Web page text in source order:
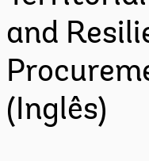
and
(Inglês)